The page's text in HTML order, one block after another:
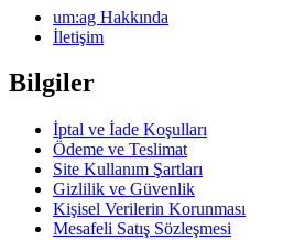
um:ag Hakkında
İletişim
Bilgiler
İptal ve İade Koşulları
Ödeme ve Teslimat
Site Kullanım Şartları
Gizlilik ve Güvenlik
Kişisel Verilerin Korunması
Mesafeli Satış Sözleşmesi